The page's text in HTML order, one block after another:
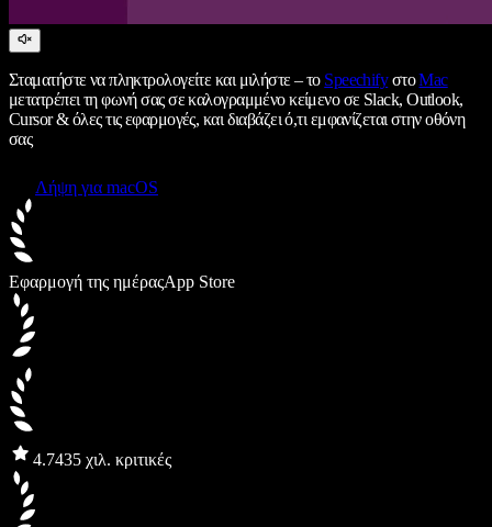
Σταματήστε να πληκτρολογείτε και μιλήστε – το SpeechifyστοMac
μετατρέπει τη φωνή σας σε καλογραμμένο κείμενο σε Slack, Outlook,
Cursor & όλες τις εφαρμογές, και διαβάζει ό,τι εμφανίζεται στην οθόνη
σας
Λήψη για macOS
Εφαρμογή της ημέραςApp Store
4.7435 χιλ. κριτικές